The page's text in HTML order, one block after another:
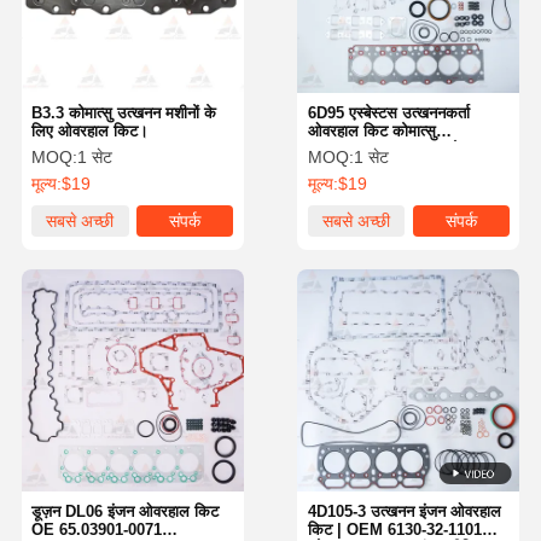
होम उत्पाद हमारे बारे में फैक्टरी यात्रा
6D95 एस्बेस्टस उत्खननकर्ता
ओवरहाल किट कोमात्सु
6D95/S6D95/6D95L के साथ
संगत | कोमात्सु इंजन पार्ट्स के लिए
OEM पार्ट नंबर शामिल हैं
MOQ:1 सेट
मूल्य:$19
सबसे अच्छी
संपर्क
B3.3 कोमात्सु उत्खनन मशीनों के
लिए ओवरहाल किट।
MOQ:1 सेट
मूल्य:$19
सबसे अच्छी
संपर्क
4D105-3 उत्खनन इंजन ओवरहाल
किट | OEM 6130-32-1101
डूज़न DL06 इंजन ओवरहाल किट
OE 65.03901-0071